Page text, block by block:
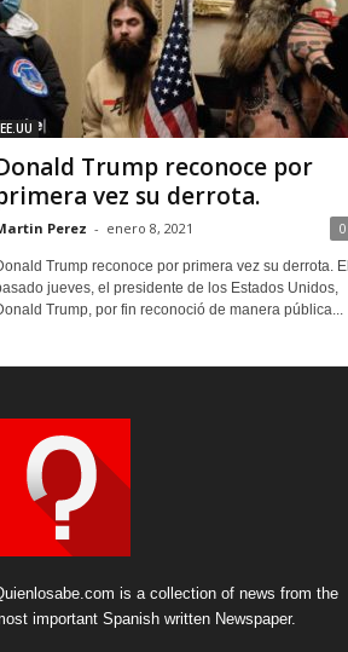
EE.UU
Trump reconoce por
vez su derrota.
Perez - enero 8, 2021 0
Trump reconoce por primera vez su derrota. El
jueves, el presidente de los Estados Unidos,
Trump, por fin reconoció de manera pública...
is a collection of news from the
important Spanish written Newspaper.